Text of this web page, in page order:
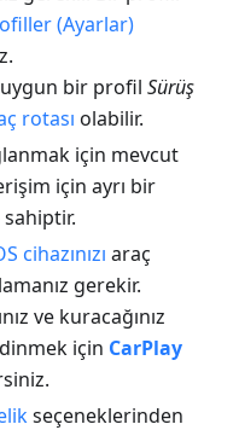
(Ayarlar)
bir profil Sürüş
rotası olabilir.
için mevcut
için ayrı bir
cihazınızı araç
gerekir.
ve kuracağınız
için CarPlay
seçeneklerinden